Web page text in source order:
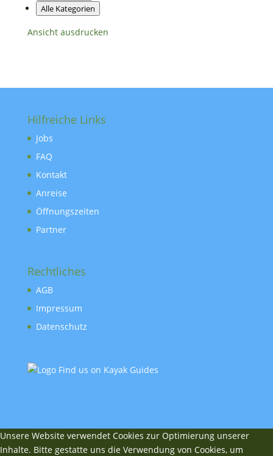
Alle Kategorien
Ansichtausdrucken
Hilfreiche Links
Jobs
FAQ
Kontakt
Anreise
Öffnungszeiten
Partner
Rechtliches
AGB
Impressum
Datenschutz
Unsere Website verwendet Cookies zur Optimierung unserer
Inhalte. Bitte gestatte uns die Verwendung von Cookies, um